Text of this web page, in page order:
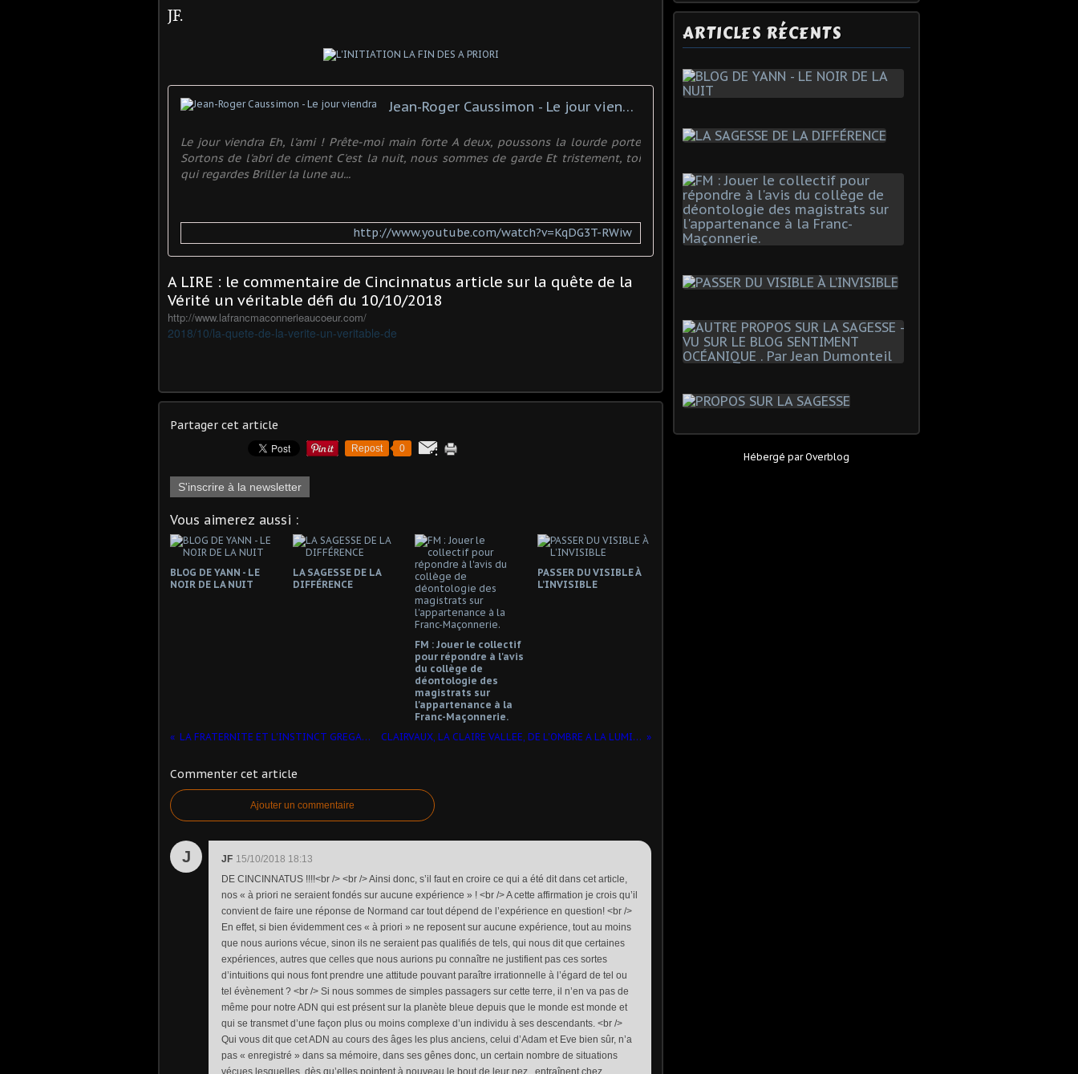
JF.
Jean-Roger Caussimon - Le jour viendra
Le jour viendra Eh, l'ami ! Prête-moi main forte A deux, poussons la lourde porte
Sortons de l'abri de ciment C'est la nuit, nous sommes de garde Et tristement, toi
qui regardes Briller la lune au...
http://www.youtube.com/watch?v=KqDG3T-RWiw
A LIRE : le commentaire de Cincinnatus article sur la quête de la
Vérité un véritable défi du 10/10/2018
http://www.lafrancmaconnerieaucoeur.com/
2018/10/la-quete-de-la-verite-un-veritable-de
Partager cet article
Repost 0
S'inscrire à la newsletter
Vous aimerez aussi :
BLOG DE YANN - LE
NOIR DE LA NUIT
LA SAGESSE DE LA
DIFFÉRENCE
FM : Jouer le collectif
pour répondre à l'avis
du collège de
déontologie des
magistrats sur
l'appartenance à la
Franc-Maçonnerie.
PASSER DU VISIBLE À
L’INVISIBLE
LA FRATERNITE ET L'INSTINCT GREGAIRE CLAIRVAUX, LA CLAIRE VALLEE, DE L'OMBRE A LA LUMIERE
Commenter cet article
Ajouter un commentaire
J JF 15/10/2018 18:13
DE CINCINNATUS !!!!<br /> <br /> ‌Ainsi donc, s’il faut en croire ce qui a été dit dans cet article,
nos « à priori ne seraient fondés sur aucune expérience » ! <br /> A cette affirmation je crois qu’il
convient de faire une réponse de Normand car tout dépend de l’expérience en question! <br />
En effet, si bien évidemment ces « à priori » ne reposent sur aucune expérience, tout au moins
que nous aurions vécue, sinon ils ne seraient pas qualifiés de tels, qui nous dit que certaines
expériences, autres que celles que nous aurions pu connaître ne justifient pas ces sortes
d’intuitions qui nous font prendre une attitude pouvant paraître irrationnelle à l’égard de tel ou
tel évènement ? <br /> Si nous sommes de simples passagers sur cette terre, il n’en va pas de
même pour notre ADN qui est présent sur la planète bleue depuis que le monde est monde et
qui se transmet d’une façon plus ou moins complexe d’un individu à ses descendants. <br />
Qui vous dit que cet ADN au cours des âges les plus anciens, celui d’Adam et Eve bien sûr, n’a
pas « enregistré » dans sa mémoire, dans ses gênes donc, un certain nombre de situations
vécues lesquelles, dès qu’elles pointent à nouveau le bout de leur nez , entraînent chez
ARTICLES RÉCENTS
Hébergé parOverblog